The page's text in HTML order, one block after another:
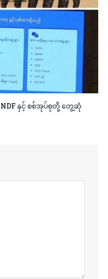
နှင့် စစ်အုပ်စုတို့ တွေ့ဆုံ